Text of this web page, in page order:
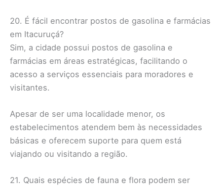
20. É fácil encontrar postos de gasolina e farmácias
em Itacuruçá?
Sim, a cidade possui postos de gasolina e
farmácias em áreas estratégicas, facilitando o
acesso a serviços essenciais para moradores e
visitantes.
Apesar de ser uma localidade menor, os
estabelecimentos atendem bem às necessidades
básicas e oferecem suporte para quem está
viajando ou visitando a região.
21. Quais espécies de fauna e flora podem ser